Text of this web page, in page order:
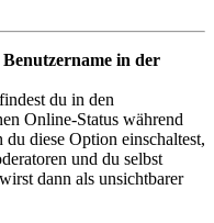
in der
du in den
Online-Status während
diese Option einschaltest,
und du selbst
dann als unsichtbarer